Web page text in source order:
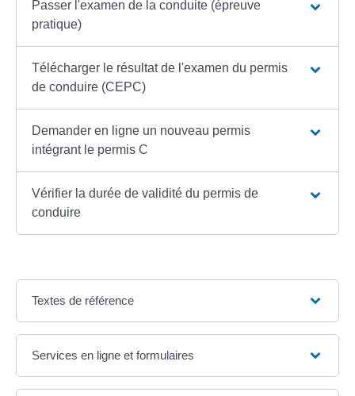
Passer l'examen de la conduite (épreuve
pratique)
Télécharger le résultat de l'examen du permis
de conduire (CEPC)
Demander en ligne un nouveau permis
intégrant le permis C
Vérifier la durée de validité du permis de
conduire
Textes de référence
Services en ligne et formulaires